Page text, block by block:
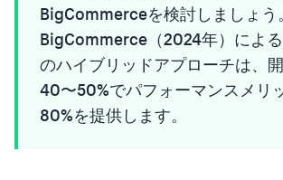
BigCommerceを検討しましょう。
BigCommerce（2024年）によ
のハイブリッドアプローチは、
40〜50%でパフォーマンスメリ
80%を提供します。